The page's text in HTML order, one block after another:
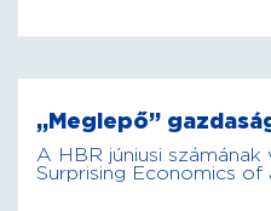
„Meglepő”
A HBR júniusi
Surprising Economics of